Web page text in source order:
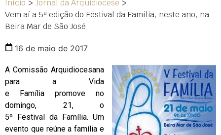
Início > Jornal da Arquidiocese >
Vem aí a 5ª edição do Festival da Família, neste ano, na
Beira Mar de São José
16 de maio de 2017
A Comissão Arquidiocesana
para a Vida
e Família promove no
domingo, 21, o
5º Festival da Família. Um
evento que reúne a família e